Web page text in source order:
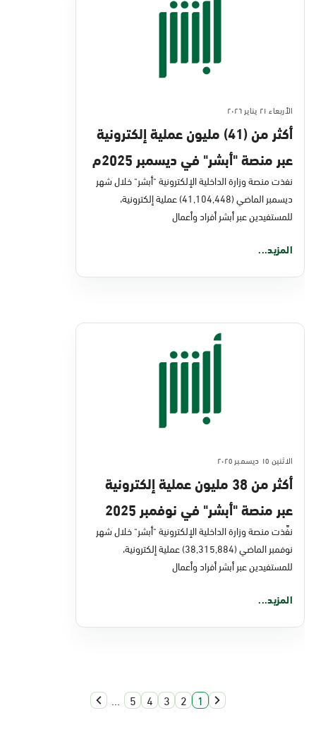
الأربعاء ٢١ يناير ٢٠٢٦
أكثر من (41) مليون عملية إلكترونية
عبر منصة "أبشر" في ديسمبر 2025م
نفذت منصة وزارة الداخلية الإلكترونية "أبشر" خلال شهر
ديسمبر الماضي (41,104,448) عملية إلكترونية،
للمستفيدين عبر أبشر أفراد وأعمال
المزيد...
الاثنين ١٥ ديسمبر ٢٠٢٥
أكثر من 38 مليون عملية إلكترونية
عبر منصة "أبشر" في نوفمبر 2025
نفَّذت منصة وزارة الداخلية الإلكترونية "أبشر" خلال شهر
نوفمبر الماضي (38,315,884) عملية إلكترونية،
للمستفيدين عبر أبشر أفراد وأعمال
المزيد...
1
2
3
4
5
...